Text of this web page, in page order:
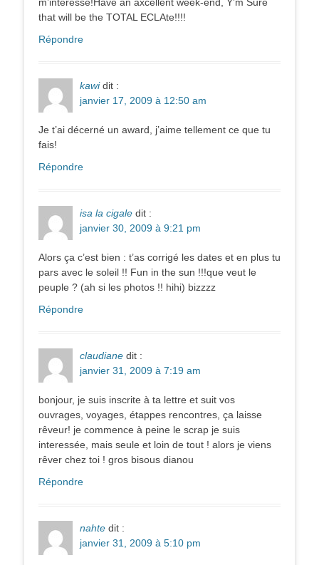
that will be the TOTAL ECLAte!!!!
Répondre
kawi dit :
janvier 17, 2009 à 12:50 am
Je t’ai décerné un award, j’aime tellement ce que tu
fais!
Répondre
isa la cigale dit :
janvier 30, 2009 à 9:21 pm
Alors ça c’est bien : t’as corrigé les dates et en plus tu
pars avec le soleil !! Fun in the sun !!!que veut le
peuple ? (ah si les photos !! hihi) bizzzz
Répondre
claudiane dit :
janvier 31, 2009 à 7:19 am
bonjour, je suis inscrite à ta lettre et suit vos
ouvrages, voyages, étappes rencontres, ça laisse
rêveur! je commence à peine le scrap je suis
interessée, mais seule et loin de tout ! alors je viens
rêver chez toi ! gros bisous dianou
Répondre
nahte dit :
janvier 31, 2009 à 5:10 pm